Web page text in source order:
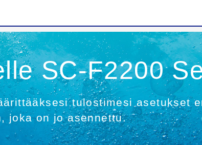
SC-F2200
tulostimesi asetukset
joka on jo asennettu.